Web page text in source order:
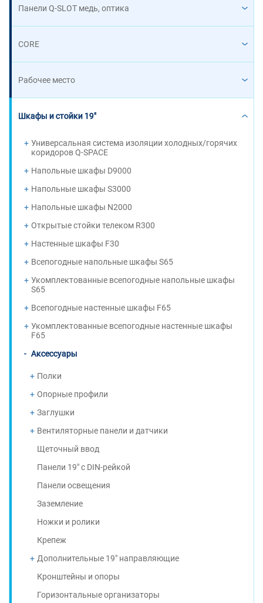
Панели Q-SLOT медь, оптика
CORE
Рабочее место
Шкафы и стойки 19"
Универсальная система изоляции холодных/горячих
коридоров Q-SPACE
Напольные шкафы D9000
Напольные шкафы S3000
Напольные шкафы N2000
Открытые стойки телеком R300
Настенные шкафы F30
Всепогодные напольные шкафы S65
Укомплектованные всепогодные напольные шкафы
S65
Всепогодные настенные шкафы F65
Укомплектованные всепогодные настенные шкафы
F65
Аксессуары
Полки
Опорные профили
Заглушки
Вентиляторные панели и датчики
Щеточный ввод
Панели 19" с DIN-рейкой
Панели освещения
Заземление
Ножки и ролики
Крепеж
Дополнительные 19" направляющие
Кронштейны и опоры
Горизонтальные организаторы